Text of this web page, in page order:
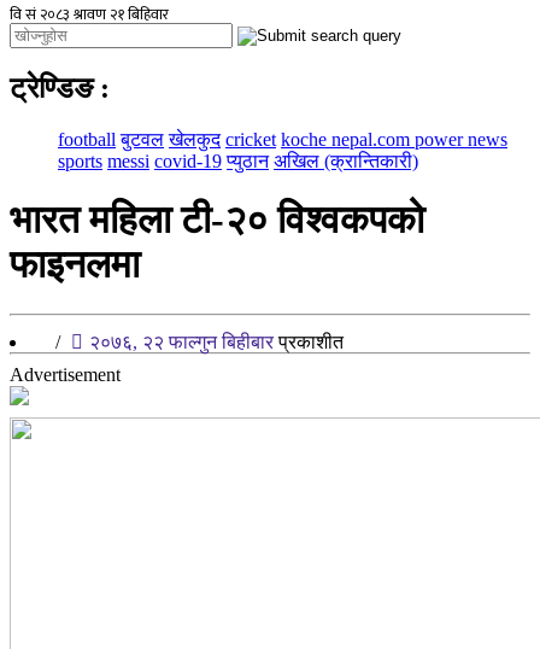
ट्रेण्डिङ :
football बुटवल खेलकुद cricket koche nepal.com power news
sports messi covid-19 प्युठान अखिल (क्रान्तिकारी)
भारत महिला टी-२० विश्वकपको
फाइनलमा
/ २०७६, २२ फाल्गुन बिहीबारप्रकाशीत
Advertisement